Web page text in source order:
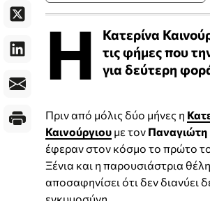
Η
Κατερίνα
τις φήμες που
για δεύτερη
Πριν από μόλις δύο μήνες η
Καινούργιου με τον
έφεραν στον κόσμο το πρώτο
Ξένια και η παρουσιάστρια
αποσαφηνίσει ότι δεν διανύει